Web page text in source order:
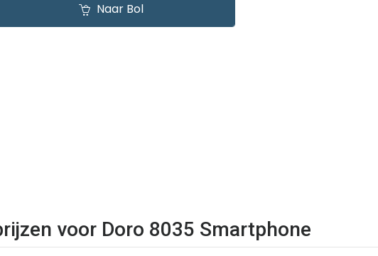
Naar Bol
voor Doro 8035 Smartphone